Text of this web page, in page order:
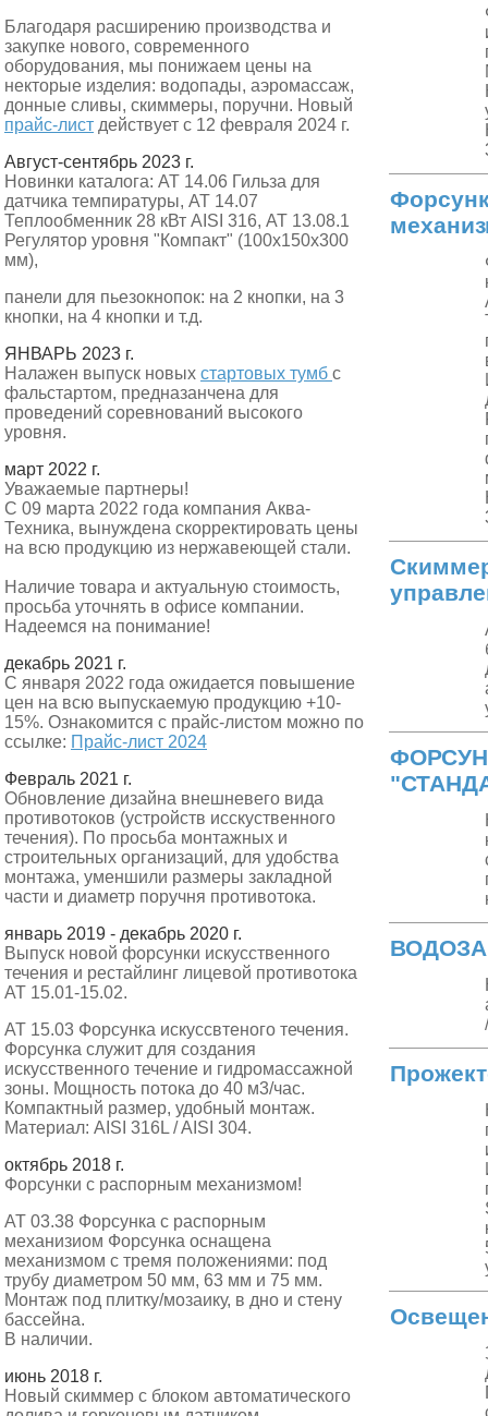
Благодаря расширению производства и
закупке нового, современного
оборудования, мы понижаем цены на
некторые изделия: водопады, аэромассаж,
донные сливы, скиммеры, поручни. Новый
прайс-лист действует с 12 февраля 2024 г.
Август-сентябрь 2023 г.
Новинки каталога: АТ 14.06 Гильза для
датчика темпиратуры, АТ 14.07
Теплообменник 28 кВт AISI 316, АТ 13.08.1
Регулятор уровня "Компакт" (100х150х300
мм),
панели для пьезокнопок: на 2 кнопки, на 3
кнопки, на 4 кнопки и т.д.
ЯНВАРЬ 2023 г.
Налажен выпуск новых стартовых тумб с
фальстартом, предназанчена для
проведений соревнований высокого
уровня.
март 2022 г.
Уважаемые партнеры!
С 09 марта 2022 года компания Аква-
Техника, вынуждена скорректировать цены
на всю продукцию из нержавеющей стали.
Наличие товара и актуальную стоимость,
просьба уточнять в офисе компании.
Надеемся на понимание!
декабрь 2021 г.
С января 2022 года ожидается повышение
цен на всю выпускаемую продукцию +10-
15%. Ознакомится с прайс-листом можно по
ссылке: Прайс-лист 2024
Февраль 2021 г.
Обновление дизайна внешневего вида
противотоков (устройств исскуственного
течения). По просьба монтажных и
строительных организаций, для удобства
монтажа, уменшили размеры закладной
части и диаметр поручня противотока.
январь 2019 - декабрь 2020 г.
Выпуск новой форсунки искусственного
течения и рестайлинг лицевой противотока
АТ 15.01-15.02.
АТ 15.03 Форсунка искуссвтеного течения.
Форсунка служит для создания
искусственного течение и гидромассажной
зоны. Мощность потока до 40 м3/час.
Компактный размер, удобный монтаж.
Материал: AISI 316L / AISI 304.
октябрь 2018 г.
Форсунки с распорным механизмом!
АТ 03.38 Форсунка с распорным
механизиом Форсунка оснащена
механизмом с тремя положениями: под
трубу диаметром 50 мм, 63 мм и 75 мм.
Монтаж под плитку/мозаику, в дно и стену
бассейна.
В наличии.
июнь 2018 г.
Новый скиммер с блоком автоматического